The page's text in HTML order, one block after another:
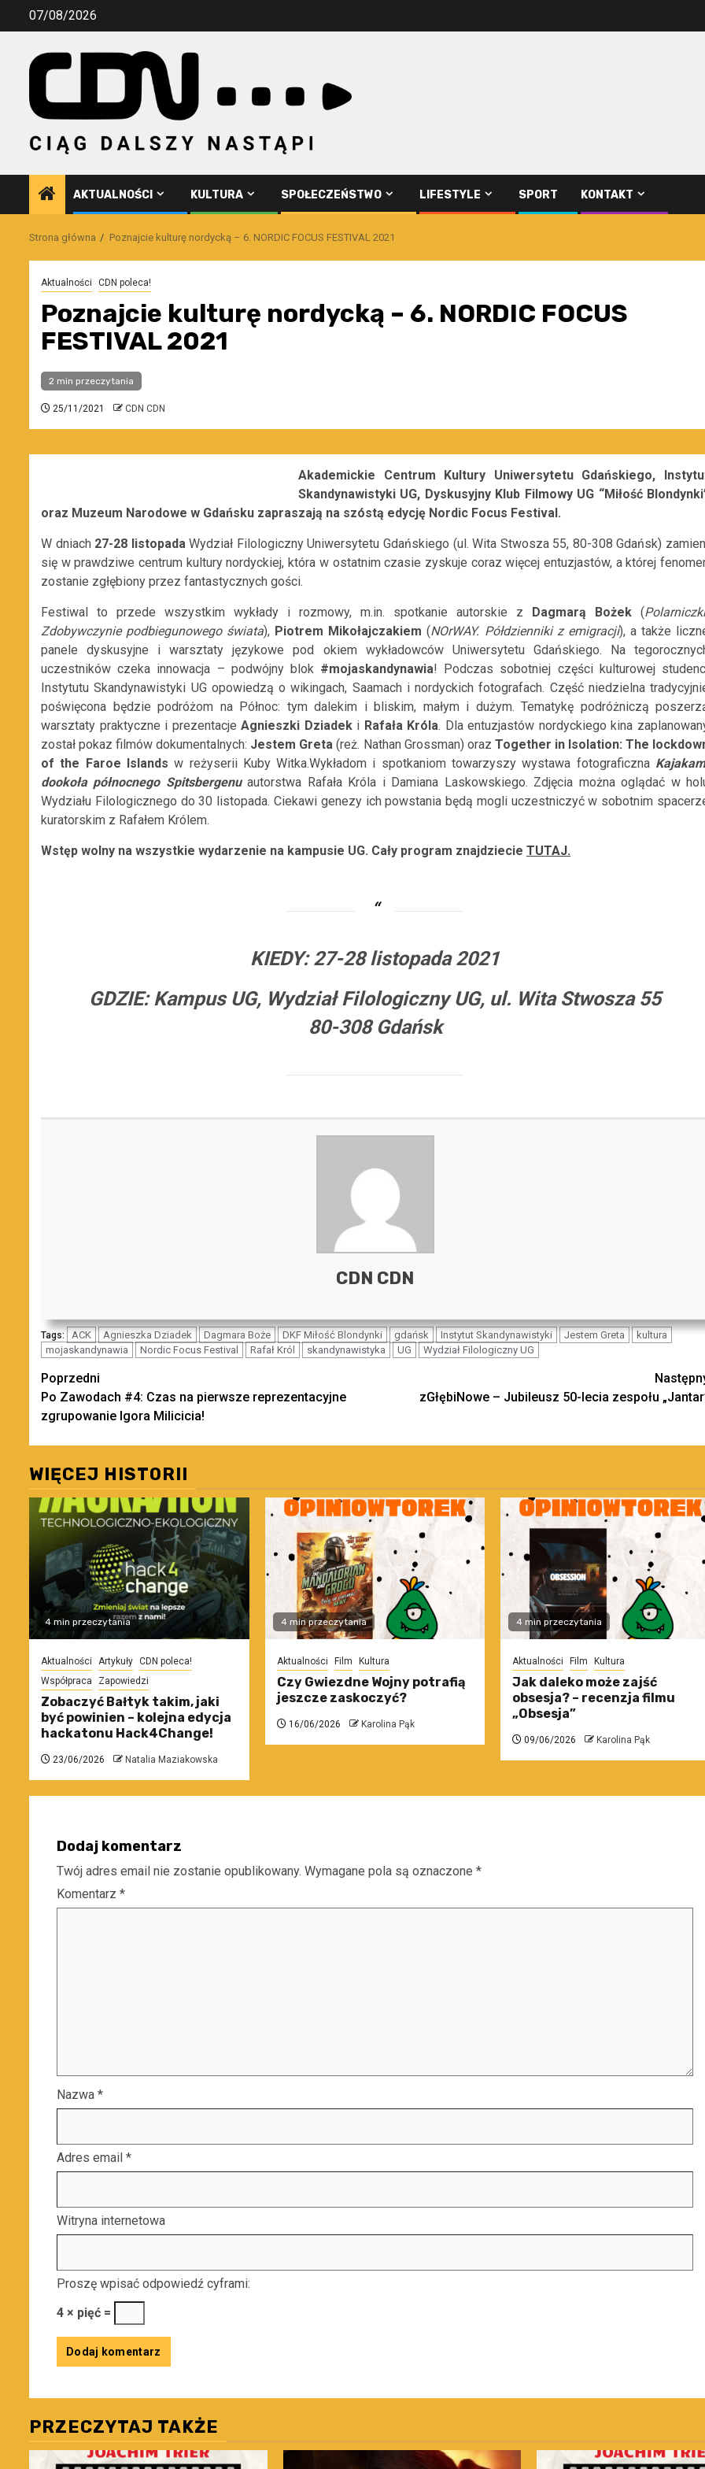
Przejdź07/08/2026
AKTUALNOŚCI KULTURA SPOŁECZEŃSTWO LIFESTYLE SPORT KONTAKT
Strona główna Poznajcie kulturę nordycką – 6. NORDIC FOCUS FESTIVAL 2021
Aktualności CDN poleca!
Poznajcie kulturę nordycką – 6. NORDIC FOCUS
FESTIVAL 2021
2 min przeczytania
25/11/2021 CDN CDN
Akademickie Centrum Kultury Uniwersytetu Gdańskiego,
Skandynawistyki UG, Dyskusyjny Klub Filmowy UG “Miłość
oraz Muzeum Narodowe w Gdańsku zapraszają na szóstą edycję Nordic Focus Festival.
W dniach 27-28 listopadaWydział Filologiczny Uniwersytetu Gdańskiego (ul. Wita Stwosza 55, 80-308 Gdańsk)
się w prawdziwe centrum kultury nordyckiej, która w ostatnim czasie zyskuje coraz więcej entuzjastów, a której
zostanie zgłębiony przez fantastycznych gości.
Festiwal to przede wszystkim wykłady i rozmowy, m.in. spotkanie autorskie z Dagmarą Bożek (
Zdobywczynie podbiegunowego świata), Piotrem Mikołajczakiem (NOrWAY. Półdzienniki z emigracji), a także
panele dyskusyjne i warsztaty językowe pod okiem wykładowców Uniwersytetu Gdańskiego. Na
uczestników czeka innowacja – podwójny blok #mojaskandynawia! Podczas sobotniej części kulturowej
Instytutu Skandynawistyki UG opowiedzą o wikingach, Saamach i nordyckich fotografach. Część niedzielna
poświęcona będzie podróżom na Północ: tym dalekim i bliskim, małym i dużym. Tematykę podróżniczą
warsztaty praktyczne i prezentacjeAgnieszki Dziadeki Rafała Króla. Dla entuzjastów nordyckiego kina
został pokaz filmów dokumentalnych: Jestem Greta(reż. Nathan Grossman) oraz Together in Isolation: The
of the Faroe Islandsw reżyserii Kuby Witka.Wykładom i spotkaniom towarzyszy wystawa fotograficzna
dookoła północnego Spitsbergenuautorstwa Rafała Króla i Damiana Laskowskiego. Zdjęcia można oglądać w
Wydziału Filologicznego do 30 listopada. Ciekawi genezy ich powstania będą mogli uczestniczyć w sobotnim
kuratorskim z Rafałem Królem.
Wstęp wolny na wszystkie wydarzenie na kampusie UG. Cały program znajdziecie TUTAJ.
KIEDY:27-28 listopada 2021
GDZIE:Kampus UG, Wydział Filologiczny UG, ul. Wita Stwosza 55
80-308 Gdańsk
CDN CDN
Tags: ACK Agnieszka Dziadek Dagmara Boże DKF Miłość Blondynki gdańsk Instytut Skandynawistyki Jestem Greta
kultura
mojaskandynawia
Nordic Focus Festival Rafał Król skandynawistyka UG Wydział Filologiczny UG
Zobacz
wpisy
Poprzedni
Po Zawodach #4: Czas na pierwsze reprezentacyjne
zgrupowanie Igora Milicicia!
zGłębiNowe – Jubileusz 50-lecia zespołu
WIĘCEJ HISTORII
4 min przeczytania
Aktualności Artykuły CDN poleca!
Współpraca
Zapowiedzi
Zobaczyć Bałtyk takim, jaki
być powinien – kolejna edycja
hackatonu Hack4Change!
23/06/2026 Natalia Maziakowska
4 min przeczytania
Aktualności Film Kultura
Czy Gwiezdne Wojny potrafią
jeszcze zaskoczyć?
16/06/2026 Karolina Pąk
4 min przeczytania
Aktualności Film Kultura
Jak daleko może zajść
obsesja? – recenzja filmu
„Obsesja”
09/06/2026 Karolina Pąk
Dodaj komentarz
Twój adres email nie zostanie opublikowany. Wymagane pola są oznaczone *
Komentarz *
Nazwa *
Adres email *
Witryna internetowa
Proszę wpisać odpowiedź cyframi:
4 × pięć =
PRZECZYTAJ TAKŻE